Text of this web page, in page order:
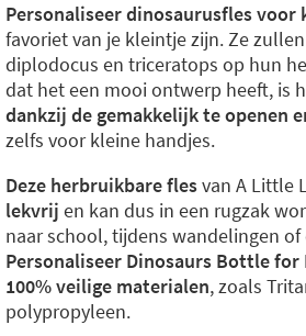
Personaliseer dinosaurusfles voor
favoriet van je kleintje zijn. Ze
diplodocus en triceratops op hun
dat het een mooi ontwerp heeft, is
dankzij de gemakkelijk te openen
zelfs voor kleine handjes.
Deze herbruikbare flesvan A Little
lekvrij en kan dus in een rugzak
naar school, tijdens wandelingen
Personaliseer Dinosaurs Bottle for
100% veilige materialen, zoals
polypropyleen.